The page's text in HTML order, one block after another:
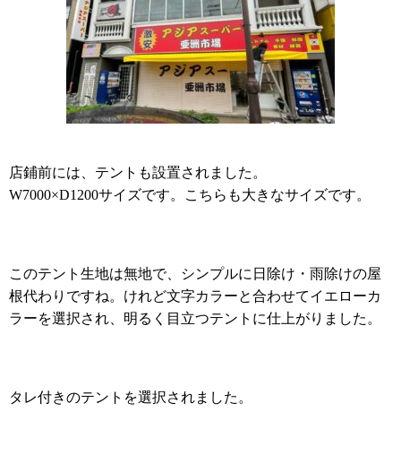
店鋪前には、テントも設置されました。
W7000×D1200サイズです。こちらも大きなサイズです。
このテント生地は無地で、シンプルに日除け・雨除けの屋
根代わりですね。けれど文字カラーと合わせてイエローカ
ラーを選択され、明るく目立つテントに仕上がりました。
タレ付きのテントを選択されました。